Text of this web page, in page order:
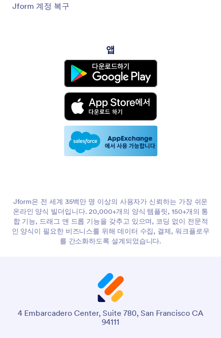
Jform 계정 복구
앱
Jform은 전 세계 35백만 명 이상의 사용자가 신뢰하는 가장 쉬운
온라인 양식 빌더입니다. 20,000+개의 양식 템플릿, 150+개의 통
합 기능, 드래그 앤 드롭 기능을 갖추고 있으며, 코딩 없이 전문적
인 양식이 필요한 비즈니스를 위해 데이터 수집, 결제, 워크플로우
를 간소화하도록 설계되었습니다.
4 Embarcadero Center, Suite 780, San Francisco CA
94111